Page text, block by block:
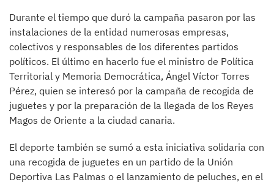
Durante el tiempo que duró la campaña pasaron por las
instalaciones de la entidad numerosas empresas,
colectivos y responsables de los diferentes partidos
políticos. El último en hacerlo fue el ministro de Política
Territorial y Memoria Democrática, Ángel Víctor Torres
Pérez, quien se interesó por la campaña de recogida de
juguetes y por la preparación de la llegada de los Reyes
Magos de Oriente a la ciudad canaria.
El deporte también se sumó a esta iniciativa solidaria con
una recogida de juguetes en un partido de la Unión
Deportiva Las Palmas o el lanzamiento de peluches, en el